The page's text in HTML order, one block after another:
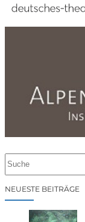
NEUESTE BEITRÄGE